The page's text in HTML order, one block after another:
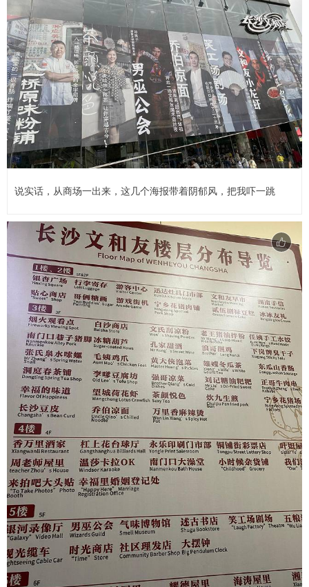
说实话，从商场一出来，这几个海报带着阴郁风，把我吓一跳